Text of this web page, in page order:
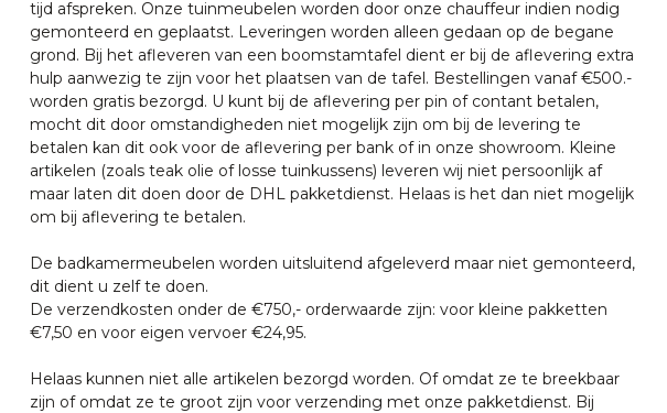
tijd afspreken. Onze tuinmeubelen worden door onze chauffeur indien nodig
gemonteerd en geplaatst. Leveringen worden alleen gedaan op de begane
grond. Bij het afleveren van een boomstamtafel dient er bij de aflevering extra
hulp aanwezig te zijn voor het plaatsen van de tafel. Bestellingen vanaf €500.-
worden gratis bezorgd. U kunt bij de aflevering per pin of contant betalen,
mocht dit door omstandigheden niet mogelijk zijn om bij de levering te
betalen kan dit ook voor de aflevering per bank of in onze showroom. Kleine
artikelen (zoals teak olie of losse tuinkussens) leveren wij niet persoonlijk af
maar laten dit doen door de DHL pakketdienst. Helaas is het dan niet mogelijk
om bij aflevering te betalen.
De badkamermeubelen worden uitsluitend afgeleverd maar niet gemonteerd,
dit dient u zelf te doen.
De verzendkosten onder de €750,- orderwaarde zijn: voor kleine pakketten
€7,50 en voor eigen vervoer €24,95.
Helaas kunnen niet alle artikelen bezorgd worden. Of omdat ze te breekbaar
zijn of omdat ze te groot zijn voor verzending met onze pakketdienst. Bij